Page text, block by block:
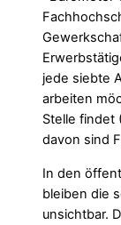
jede siebte
arbeiten
Stelle findet
davon sind
In den
bleiben die
unsichtbar.